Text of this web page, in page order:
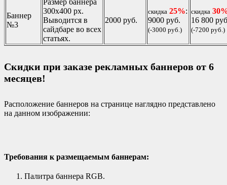
Баннер
№3
300х400 px.
Выводится в
сайдбаре во всех
статьях.
2000 руб.
скидка 25%:
9000 руб.
(-3000 руб.)
скидка
16 800
(-7200 руб.)
Скидки при заказе рекламных баннеров от 6
месяцев!
Расположение баннеров на странице наглядно представлено
на данном изображении:
Требования к размещаемым баннерам:
Палитра баннера RGB.